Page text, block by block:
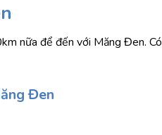
nữa để đến với Măng Đen.
Đen